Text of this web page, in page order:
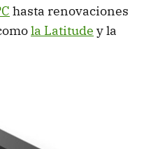
hasta renovaciones
la Latitude y la